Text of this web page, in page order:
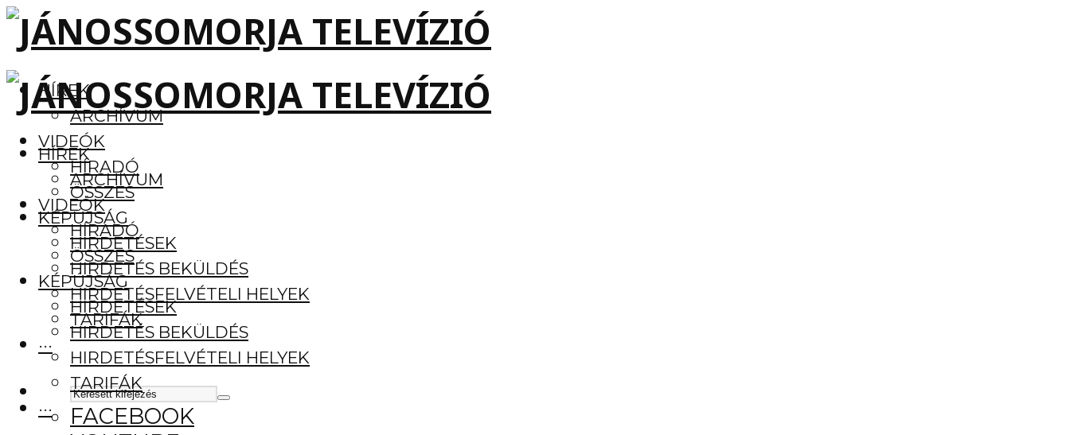
HÍREK
ARCHÍVUM
VIDEÓK
HÍRADÓ
ÖSSZES
KÉPÚJSÁG
HIRDETÉSEK
HIRDETÉS BEKÜLDÉS
HIRDETÉSFELVÉTELI HELYEK
TARIFÁK
···
FACEBOOK
HÍREK
ARCHÍVUM
VIDEÓK
HÍRADÓ
ÖSSZES
KÉPÚJSÁG
HIRDETÉSEK
HIRDETÉS BEKÜLDÉS
HIRDETÉSFELVÉTELI HELYEK
TARIFÁK
···